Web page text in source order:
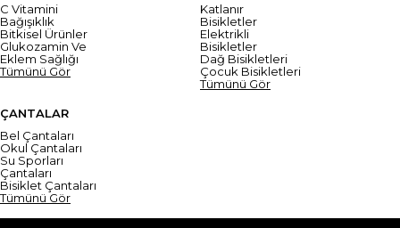
C Vitamini
Bağışıklık
Bitkisel Ürünler
Glukozamin Ve
Eklem Sağlığı
Tümünü Gör
Katlanır
Bisikletler
Elektrikli
Bisikletler
Dağ Bisikletleri
Çocuk Bisikletleri
Tümünü Gör
ÇANTALAR
Bel Çantaları
Okul Çantaları
Su Sporları
Çantaları
Bisiklet Çantaları
Tümünü Gör